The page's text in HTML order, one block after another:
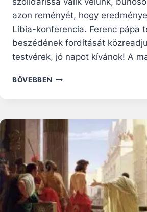
azon reményét, hogy
Líbia-konferencia. Ferenc pápa
beszédének fordítását
testvérek, jó napot kívánok! A
BŐVEBBEN FERENC
MENTI
MEG
A
ROSSZTÓL,
HOGY
AZT
TELJESEN